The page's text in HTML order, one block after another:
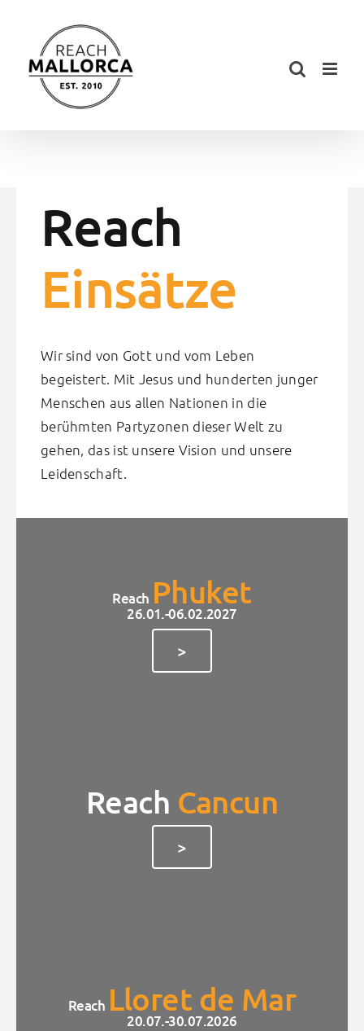
springen
Reach
Einsätze
Wir sind von Gott und vom Leben
begeistert. Mit Jesus und hunderten junger
Menschen aus allen Nationen in die
berühmten Partyzonen dieser Welt zu
gehen, das ist unsere Vision und unsere
Leidenschaft.
Reach Phuket
26.01.-06.02.2027
>
Reach Cancun
>
Reach Lloret de Mar
20.07.-30.07.2026